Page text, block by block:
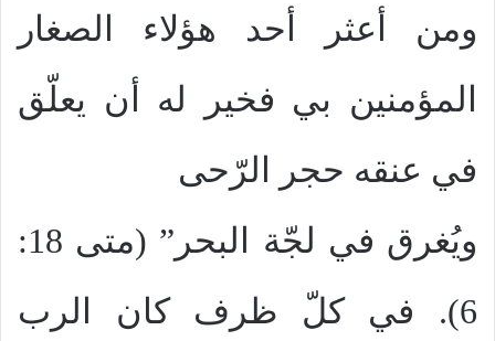
ومن أعثر أحد هؤلاء الصغار
المؤمنين بي فخير له أن يعلّق
في عنقه حجر الرّحى
ويُغرق في لجّة البحر” (متى 18:
6). في كلّ ظرف كان الرب